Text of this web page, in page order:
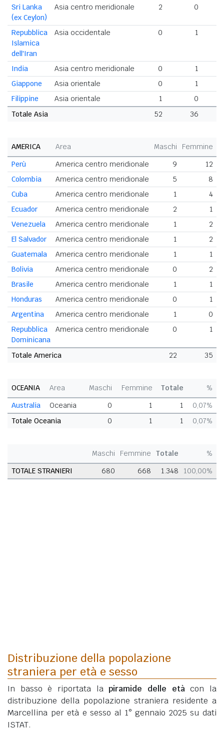
Sri Lanka
(ex Ceylon)
Asia centro meridionale 2 0
Repubblica
Islamica
dell'Iran
Asia occidentale 0 1
India Asia centro meridionale 0 1
Giappone
Asia orientale 0 1
Filippine
Asia orientale 1 0
Totale Asia
52 36
AMERICA Area Maschi Femmine
Perù
America centro meridionale 9
12
Colombia
America centro meridionale 5
8
Cuba
America centro meridionale 1
4
Ecuador
America centro meridionale 2
1
Venezuela
America centro meridionale 1
2
El Salvador
America centro meridionale 1
2
Guatemala
America centro meridionale 1
1
Bolivia
America centro meridionale 0
2
Brasile
America centro meridionale 1
1
Honduras
America centro meridionale 0
1
Argentina
America centro meridionale 1
0
Repubblica
Dominicana
America centro meridionale 0 1
Totale America 22 35
OCEANIA Area Maschi Femmine Totale
%
Australia
Oceania 0 1 1
0,07%
Totale Oceania
0 1 1 0,07%
Maschi Femmine Totale
%
TOTALE STRANIERI
680 668 1.348 100,00%
Distribuzione della popolazione
straniera per età e sesso
In basso è riportata lapiramide delle etàcon la
distribuzione della popolazione straniera residente a
Marcellina per età e sesso al 1° gennaio 2025 su dati
ISTAT.